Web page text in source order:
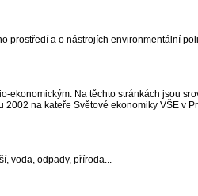
prostředí a o nástrojích environmentální
Na těchto stránkách jsou
na kateře Světové ekonomiky VŠE v
voda, odpady, příroda...